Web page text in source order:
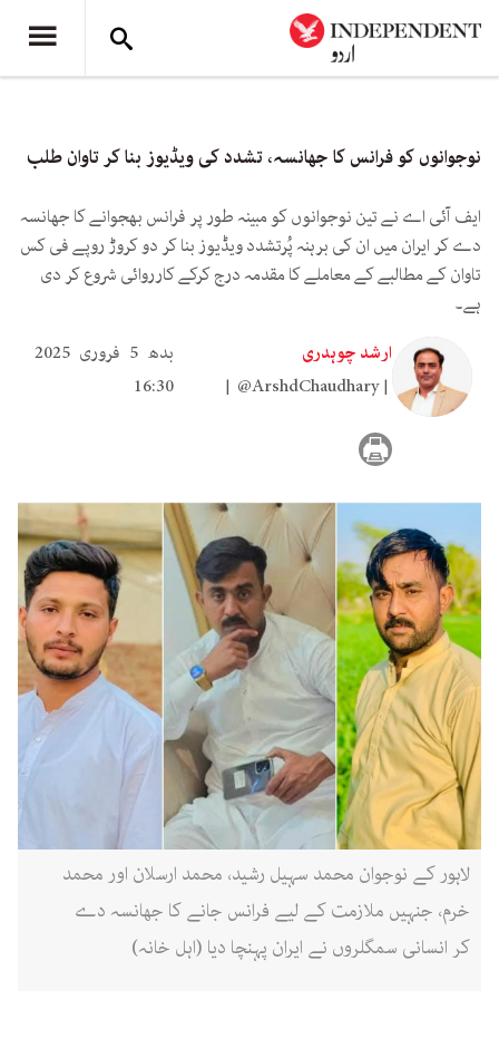
نوجوانوں کو فرانس کا جھانسہ، تشدد کی ویڈیوز بنا کر تاوان طلب
ایف آئی اے نے تین نوجوانوں کو مبینہ طور پر فرانس بھجوانے کا جھانسہ
دے کر ایران میں ان کی برہنہ پُرتشدد ویڈیوز بنا کر دو کروڑ روپے فی کس
تاوان کے مطالبے کے معاملے کا مقدمہ درج کرکے کارروائی شروع کر دی
ہے۔
ارشد چوہدری
@ArshdChaudhary
بدھ 5 فروری 2025
16:30
لاہور کے نوجوان محمد سہیل رشید، محمد ارسلان اور محمد
خرم، جنہیں ملازمت کے لیے فرانس جانے کا جھانسہ دے
کر انسانی سمگلروں نے ایران پہنچا دیا (اہل خانہ)